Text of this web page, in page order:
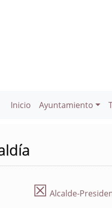
Inicio Ayuntamiento
☒ Alcalde-